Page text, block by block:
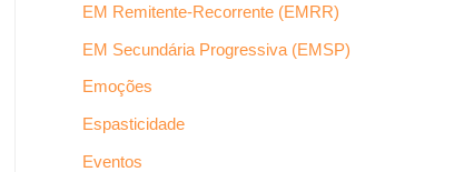
EM Remitente-Recorrente (EMRR)
EM Secundária Progressiva (EMSP)
Emoções
Espasticidade
Eventos